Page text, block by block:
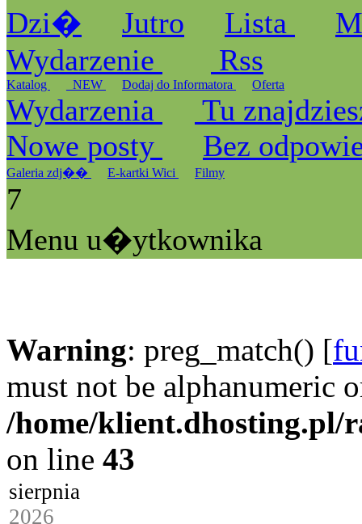
Dzi�
Jutro Lista
Wydarzenie
Rss
Katalog _NEW Dodaj do Informatora Oferta
Wydarzenia
Tu
Nowe posty
Bez
Galeria zdj�� E-kartki Wici Filmy
7
Menu u�ytkownika
Warning: preg_match() [
must not be alphanumeric
/home/klient.dhosting.pl/
on line 43
sierpnia
2026